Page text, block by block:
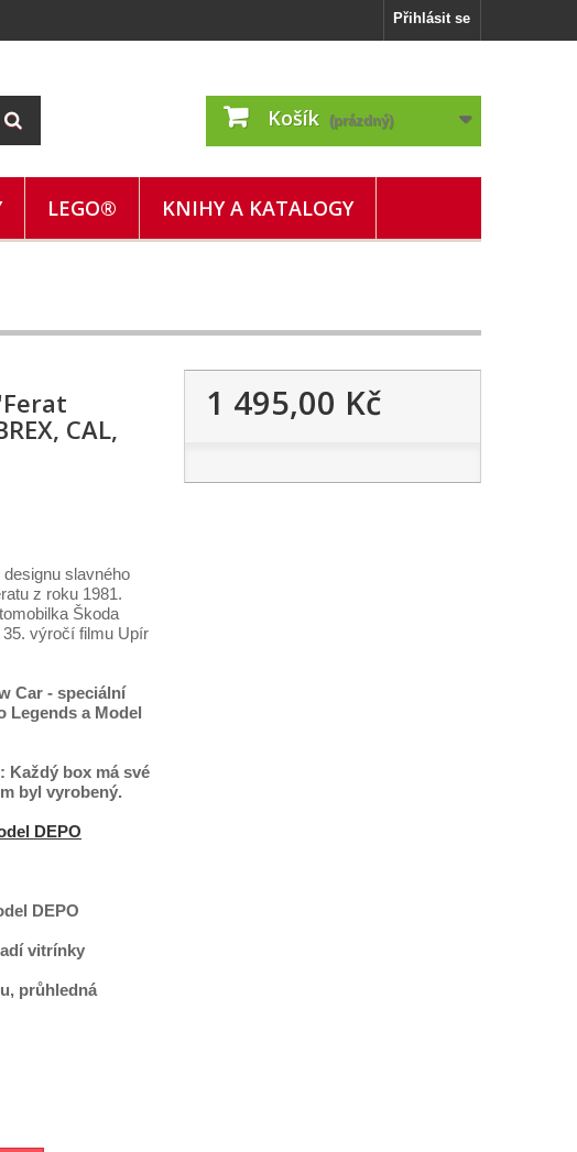
Přihlásit se
Košík (prázdný)
LEGO® KNIHY A KATALOGY
CAL,
slavného
z roku 1981.
Škoda
výročí filmu Upír
Car - speciální
Legends a Model
Každý box má své
byl vyrobený.
DEPO
DEPO
vitrínky
průhledná
1 495,00 Kč